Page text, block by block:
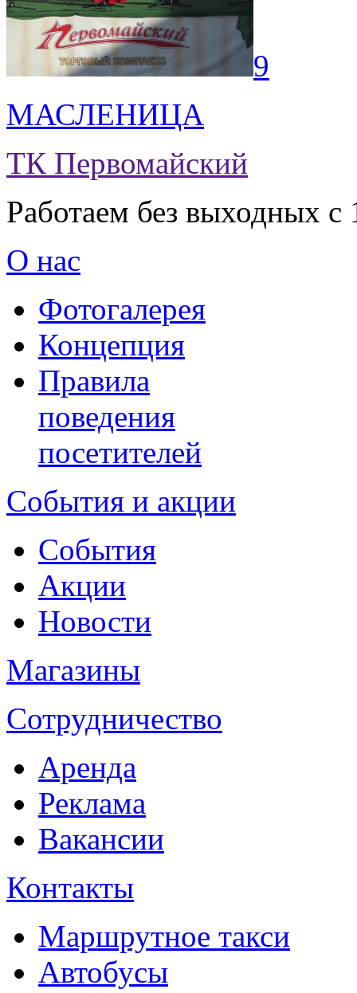
9
МАСЛЕНИЦА
ТК Первомайский
Работаем без выходных с
О нас
Фотогалерея
Концепция
Правила
поведения
посетителей
События и акции
События
Акции
Новости
Магазины
Сотрудничество
Аренда
Реклама
Вакансии
Контакты
Маршрутное такси
Автобусы